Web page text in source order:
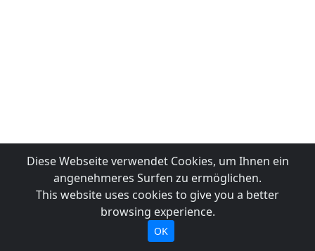
Diese Webseite verwendet Cookies, um Ihnen ein
angenehmeres Surfen zu ermöglichen.
This website uses cookies to give you a better
browsing experience.
OK